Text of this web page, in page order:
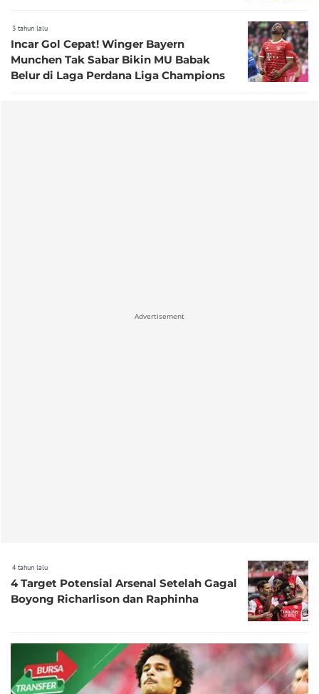
3 tahun lalu
Incar Gol Cepat! Winger Bayern
Munchen Tak Sabar Bikin MU Babak
Belur di Laga Perdana Liga Champions
Advertisement
4 tahun lalu
4 Target Potensial Arsenal Setelah Gagal
Boyong Richarlison dan Raphinha